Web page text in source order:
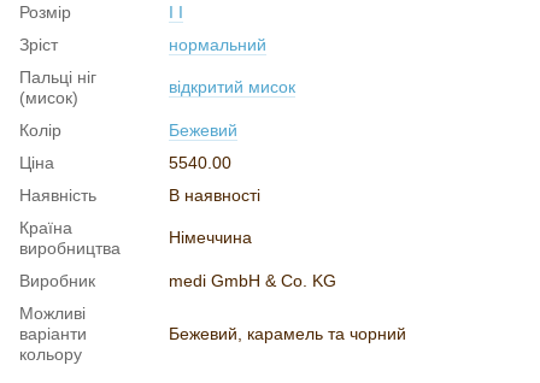
Розмір
I I
Зріст
нормальний
Пальці ніг
(мисок)
відкритий мисок
Колір
Бежевий
Ціна
5540.00
Наявність
В наявності
Країна
виробництва
Німеччина
Виробник
medi GmbH & Co. KG
Можливі
варіанти
кольору
Бежевий, карамель та чорний